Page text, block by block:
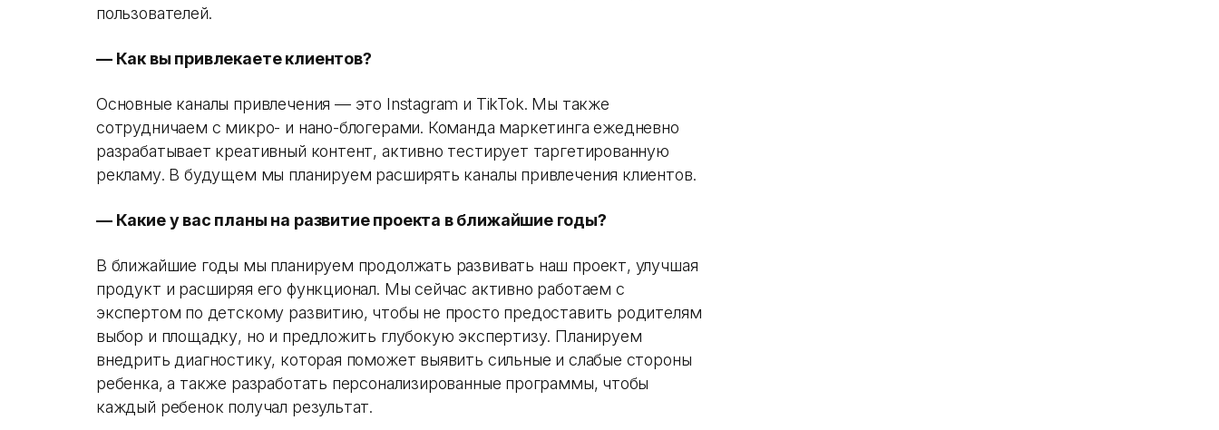
пользователей.
— Как вы привлекаете клиентов?
Основные каналы привлечения — это Instagram и TikTok. Мы также
сотрудничаем с микро- и нано-блогерами. Команда маркетинга ежедневно
разрабатывает креативный контент, активно тестирует таргетированную
рекламу. В будущем мы планируем расширять каналы привлечения клиентов.
— Какие у вас планы на развитие проекта в ближайшие годы?
В ближайшие годы мы планируем продолжать развивать наш проект, улучшая
продукт и расширяя его функционал. Мы сейчас активно работаем с
экспертом по детскому развитию, чтобы не просто предоставить родителям
выбор и площадку, но и предложить глубокую экспертизу. Планируем
внедрить диагностику, которая поможет выявить сильные и слабые стороны
ребенка, а также разработать персонализированные программы, чтобы
каждый ребенок получал результат.